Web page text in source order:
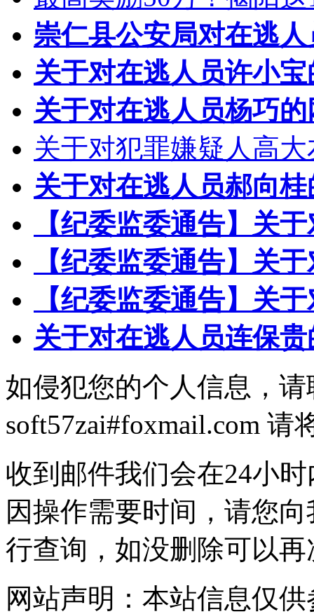
崇仁县公安局对在逃
关于对在逃人员许小
关于对在逃人员杨巧
关于对犯罪嫌疑人高
关于对在逃人员郝向
【纪委监委通告】关
【纪委监委通告】关
【纪委监委通告】关
关于对在逃人员连保
如侵犯您的个人信息，
soft57zai#foxmail.com 请
收到邮件我们会在24小
因操作需要时间，请您
行查询，如没删除可以
网站声明：本站信息仅